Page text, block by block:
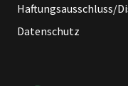
Haftungsausschluss/
Datenschutz